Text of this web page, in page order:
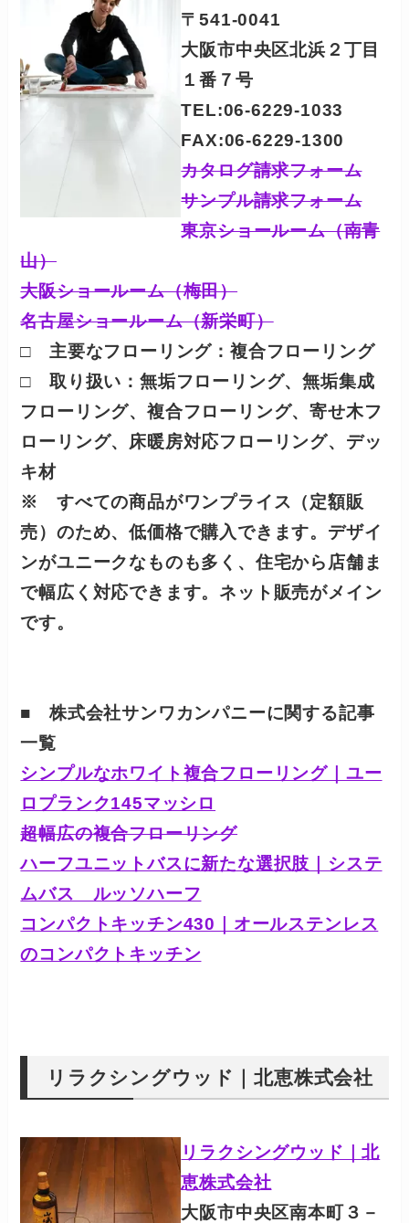
〒541-0041
大阪市中央区北浜２丁目
１番７号
TEL:06-6229-1033
FAX:06-6229-1300
カタログ請求フォーム
サンプル請求フォーム
東京ショールーム（南青
山）
大阪ショールーム（梅田）
名古屋ショールーム（新栄町）
□ 主要なフローリング：複合フローリング
□ 取り扱い：無垢フローリング、無垢集成
フローリング、複合フローリング、寄せ木フ
ローリング、床暖房対応フローリング、デッ
キ材
※ すべての商品がワンプライス（定額販
売）のため、低価格で購入できます。 デザイ
ンがユニークなものも多く、住宅から店舗ま
で幅広く対応できます。ネット販売がメイン
です。
■ 株式会社サンワカンパニーに関する記事
一覧
シンプルなホワイト複合フローリング｜ユー
ロプランク145マッシロ
超幅広の複合フローリング
ハーフユニットバスに新たな選択肢｜システ
ムバス ルッソハーフ
コンパクトキッチン430｜オールステンレス
のコンパクトキッチン
リラクシングウッド｜北恵株式会社
リラクシングウッド｜北
恵株式会社
大阪市中央区南本町３－